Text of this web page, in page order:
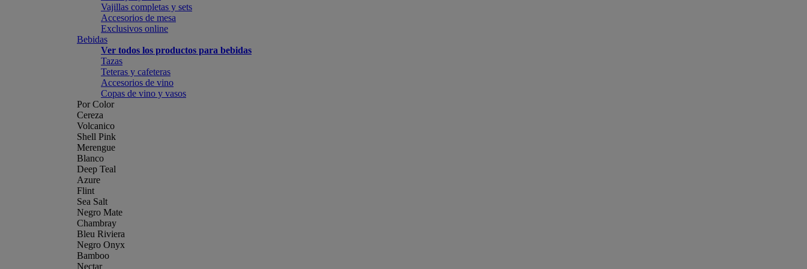
Vajillas completas y sets
Accesorios de mesa
Exclusivos online
Bebidas
Ver todos los productos para bebidas
Tazas
Teteras y cafeteras
Accesorios de vino
Copas de vino y vasos
Por Color
Cereza
Volcanico
Shell Pink
Merengue
Blanco
Deep Teal
Azure
Flint
Sea Salt
Negro Mate
Chambray
Bleu Riviera
Negro Onyx
Bamboo
Nectar